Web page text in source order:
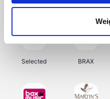
Samsung My Jewellery
Selected BRAX